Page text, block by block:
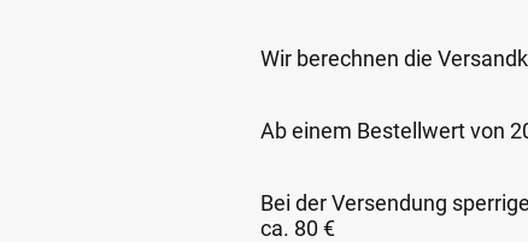
Wir berechnen die
Ab einem Bestellwert von
Bei der Versendung
ca. 80 €